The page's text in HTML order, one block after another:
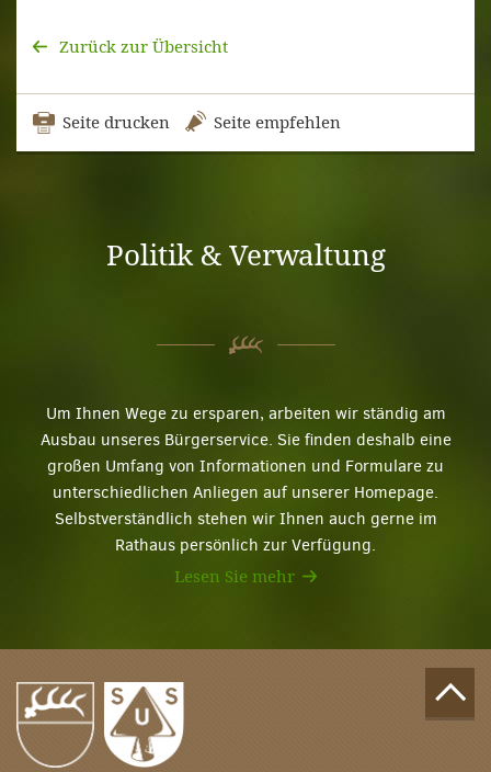
Zurück zur Übersicht
Seite drucken Seite empfehlen
Politik & Verwaltung
Um Ihnen Wege zu ersparen, arbeiten wir ständig am
Ausbau unseres Bürgerservice. Sie finden deshalb eine
großen Umfang von Informationen und Formulare zu
unterschiedlichen Anliegen auf unserer Homepage.
Selbstverständlich stehen wir Ihnen auch gerne im
Rathaus persönlich zur Verfügung.
Lesen Sie mehr